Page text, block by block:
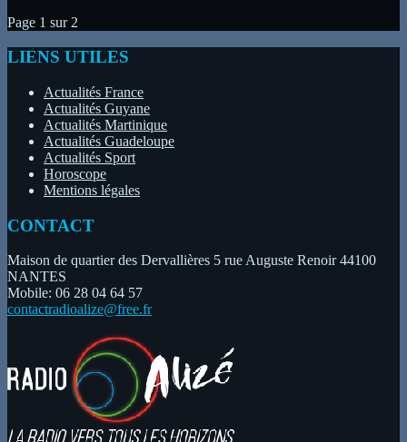
Page 1 sur 2
LIENS UTILES
Actualités France
Actualités Guyane
Actualités Martinique
Actualités Guadeloupe
Actualités Sport
Horoscope
Mentions légales
CONTACT
Maison de quartier des Dervallières 5 rue Auguste Renoir 44100
NANTES
Mobile: 06 28 04 64 57
contactradioalize@free.fr